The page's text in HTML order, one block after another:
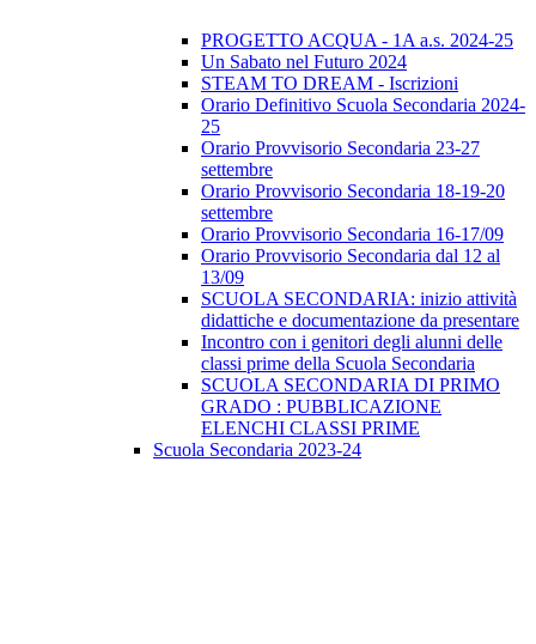
PROGETTO ACQUA - 1A a.s. 2024-25
Un Sabato nel Futuro 2024
STEAM TO DREAM - Iscrizioni
Orario Definitivo Scuola Secondaria 2024-
25
Orario Provvisorio Secondaria 23-27
settembre
Orario Provvisorio Secondaria 18-19-20
settembre
Orario Provvisorio Secondaria 16-17/09
Orario Provvisorio Secondaria dal 12 al
13/09
SCUOLA SECONDARIA: inizio attività
didattiche e documentazione da presentare
Incontro con i genitori degli alunni delle
classi prime della Scuola Secondaria
SCUOLA SECONDARIA DI PRIMO
GRADO : PUBBLICAZIONE
ELENCHI CLASSI PRIME
Scuola Secondaria 2023-24